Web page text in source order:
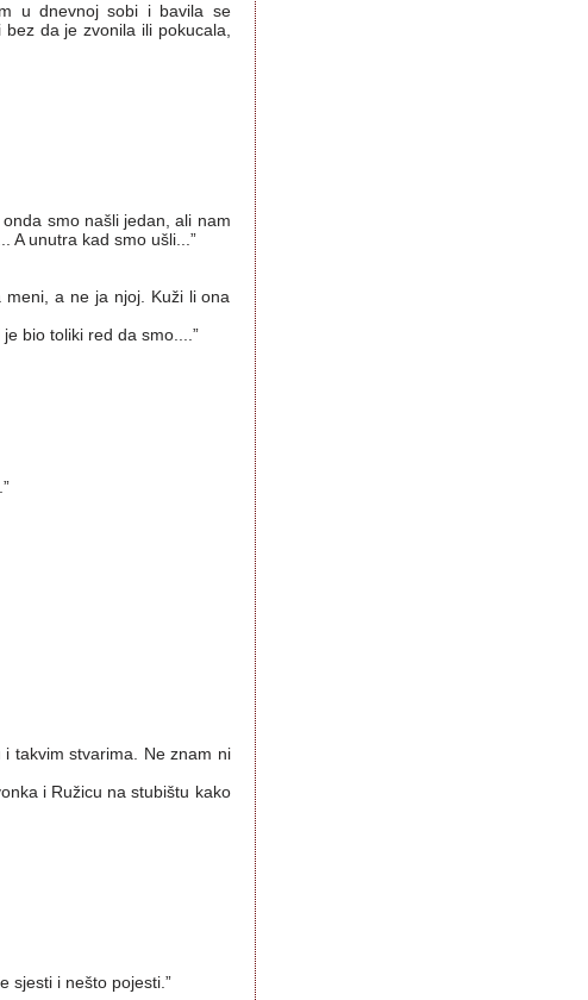
u dnevnoj sobi i bavila se
da je zvonila ili pokucala,
smo našli jedan, ali nam
A unutra kad smo ušli...”
a ne ja njoj. Kuži li ona
bio toliki red da smo....”
takvim stvarima. Ne znam ni
i Ružicu na stubištu kako
sjesti i nešto pojesti.”